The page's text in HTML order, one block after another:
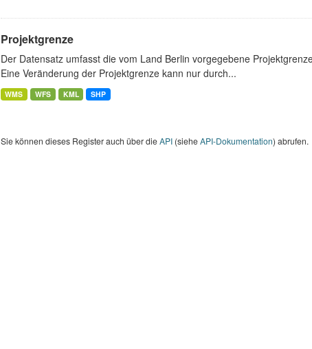
Projektgrenze
Der Datensatz umfasst die vom Land Berlin vorgegebene
Eine Veränderung der Projektgrenze kann nur durch...
WMS WFS KML SHP
Sie können dieses Register auch über dieAPI(sieheAPI-Dokumentation) abrufen.